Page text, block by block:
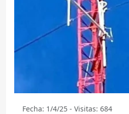
Fecha: 1/4/25 - Visitas: 684